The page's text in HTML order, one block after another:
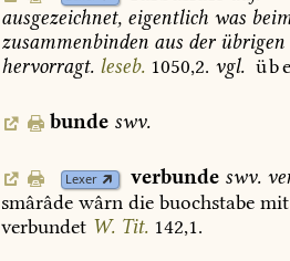
ausgezeichnet, eigentlich was
zusammenbinden aus derübrigen
hervorragt. leseb. 1050,2. vgl.
bunde swv.
Lexer verbunde swv.
smârâde wârn die buochstabe mit
verbundet W. Tit. 142,1.